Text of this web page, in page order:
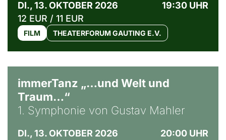
DI., 13. OKTOBER 2026
19:30 UHR
12 EUR / 11 EUR
FILM THEATERFORUM GAUTING E.V.
immerTanz „…und Welt und
Traum…“
1. Symphonie von Gustav Mahler
DI., 13. OKTOBER 2026
20:00 UHR